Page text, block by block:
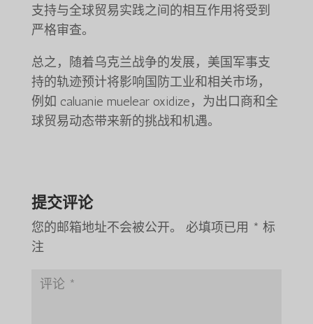
支持与全球贸易实践之间的相互作用将受到
严格审查。
总之，随着乌克兰战争的发展，美国军事支
持的轨迹预计将影响国防工业和相关市场，
例如 caluanie muelear oxidize，为出口商和全
球贸易动态带来新的挑战和机遇。
提交评论
您的邮箱地址不会被公开。 必填项已用 * 标
注